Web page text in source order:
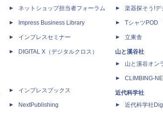
ネットショップ担当者フォーラム
Impress Business Library
インプレスセミナー
DIGITAL X（デジタルクロス）
インプレスブックス
NextPublishing
楽器探そう!デ
TシャツPOD
立東舎
山と溪谷社
山と溪谷オン
CLIMBING-
近代科学社
近代科学社